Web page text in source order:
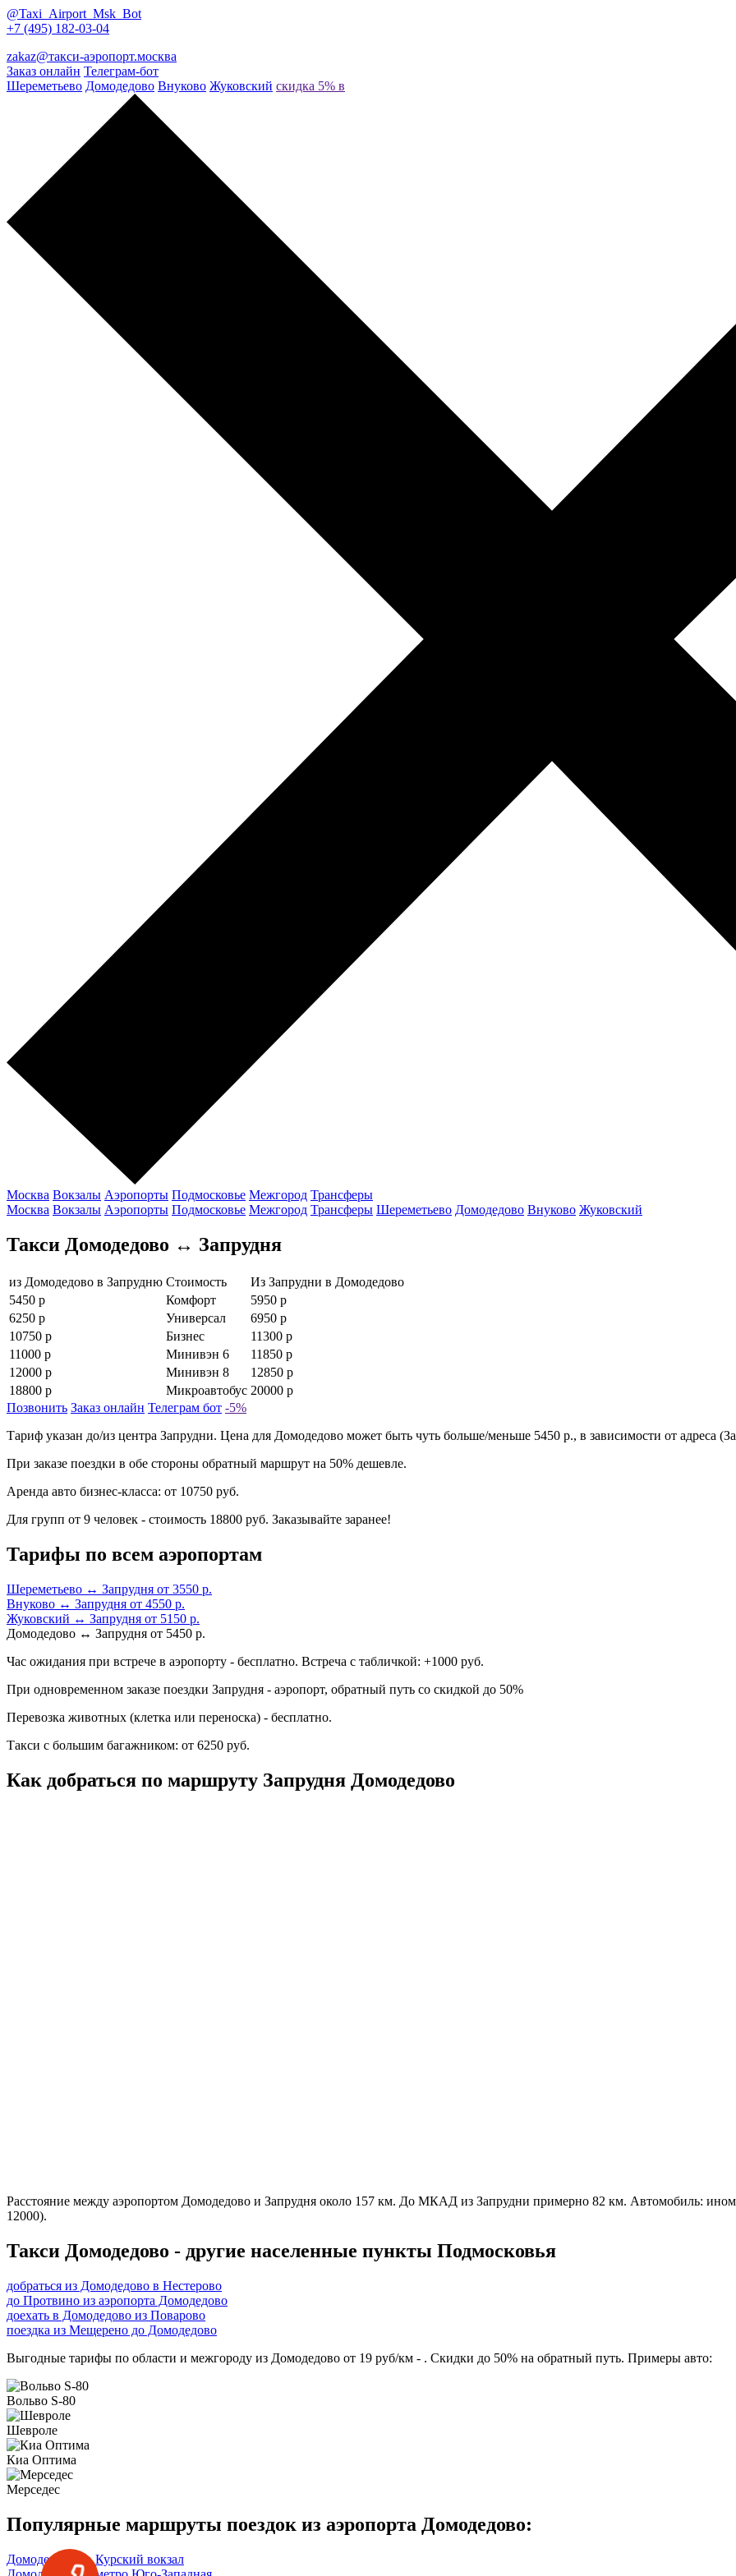
@Taxi_Airport_Msk_Bot
+7 (495) 182-03-04
zakaz@такси-аэропорт.москва
Заказ онлайн Телеграм-бот
Шереметьево Домодедово Внуково Жуковский скидка 5% в
Москва Вокзалы Аэропорты Подмосковье Межгород Трансферы
Москва Вокзалы Аэропорты Подмосковье Межгород Трансферы Шереметьево Домодедово Внуково Жуковский
Такси Домодедово ↔ Запрудня
из Домодедово в Запрудню Стоимость
Из Запрудни в Домодедово
5450 р
Комфорт
5950 р
6250 р
Универсал
6950 р
10750 р
Бизнес
11300 р
11000 р
Минивэн 6
11850 р
12000 р
Минивэн 8
12850 р
18800 р
Микроавтобус 20000 р
Позвонить Заказ онлайн Телеграм бот -5%
Тариф указан до/из центра Запрудни. Цена для Домодедово может быть чуть больше/меньше 5450 р., в зависимости от адреса
При заказе поездки в обе стороны обратный маршрут на 50% дешевле.
Аренда авто бизнес-класса: от 10750 руб.
Для групп от 9 человек - стоимость 18800 руб. Заказывайте заранее!
Тарифы по всем аэропортам
Шереметьево ↔ Запрудня от 3550 р.
Внуково ↔ Запрудня от 4550 р.
Жуковский ↔ Запрудня от 5150 р.
Домодедово ↔ Запрудня от 5450 р.
Час ожидания при встрече в аэропорту - бесплатно. Встреча с табличкой: +1000 руб.
При одновременном заказе поездки Запрудня - аэропорт, обратный путь со скидкой до 50%
Перевозка животных (клетка или переноска) - бесплатно.
Такси с большим багажником: от 6250 руб.
Как добраться по маршруту Запрудня Домодедово
Расстояние между аэропортом Домодедово и Запрудня около 157 км. До МКАД из Запрудни примерно 82 км. Автомобиль:
12000).
Такси Домодедово - другие населенные пункты Подмосковья
добраться из Домодедово в Нестерово
до Протвино из аэропорта Домодедово
доехать в Домодедово из Поварово
поездка из Мещерено до Домодедово
Выгодные тарифы по области и межгороду из Домодедово от 19 руб/км - . Скидки до 50% на обратный путь. Примеры авто:
Вольво S-80
Шевроле
Киа Оптима
Мерседес
Популярные маршруты поездок из аэропорта Домодедово:
Домодедово → Курский вокзал